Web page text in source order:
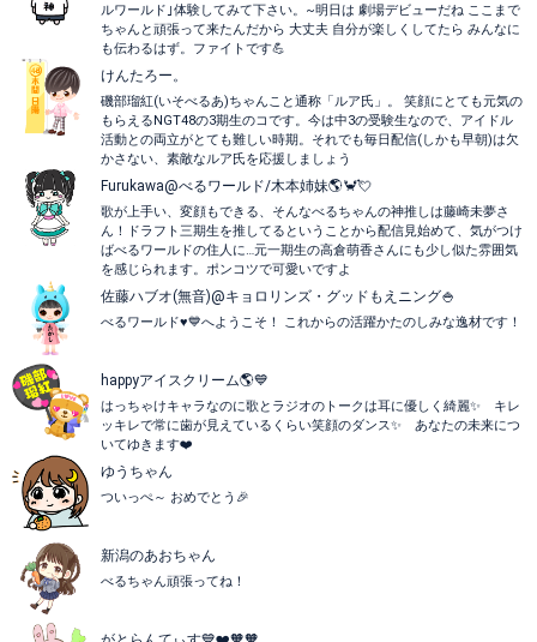
ルワールド｣体験してみて下さい。~明日は 劇場デビューだね ここまで
ちゃんと頑張って来たんだから 大丈夫 自分が楽しくしてたら みんなに
も伝わるはず。ファイトです💪
けんたろー。
磯部瑠紅(いそべるあ)ちゃんこと通称「ルア氏」。 笑顔にとても元気の
もらえるNGT48の3期生のコです。今は中3の受験生なので、アイドル
活動との両立がとても難しい時期。それでも毎日配信(しかも早朝)は欠
かさない、素敵なルア氏を応援しましょう
Furukawa@べるワールド/木本姉妹🌎️🦀💘
歌が上手い、変顔もできる、そんなべるちゃんの神推しは藤崎未夢さ
ん！ドラフト三期生を推してるということから配信見始めて、気がつけ
ばべるワールドの住人に…元一期生の高倉萌香さんにも少し似た雰囲気
を感じられます。ポンコツで可愛いですよ
佐藤ハブオ(無音)@キョロリンズ・グッドもえニング🍚
べるワールド♥💙へようこそ！ これからの活躍かたのしみな逸材です！
happyアイスクリーム🌎💙
はっちゃけキャラなのに歌とラジオのトークは耳に優しく綺麗✨ キレ
ッキレで常に歯が見えているくらい笑顔のダンス✨ あなたの未来につ
いてゆきます❤️
ゆうちゃん
ついっぺ～ おめでとう🎉
新潟のあおちゃん
べるちゃん頑張ってね！